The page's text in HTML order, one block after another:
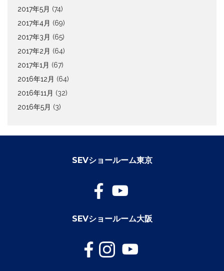
2017年5月 (74)
2017年4月 (69)
2017年3月 (65)
2017年2月 (64)
2017年1月 (67)
2016年12月 (64)
2016年11月 (32)
2016年5月 (3)
SEVショールーム東京
SEVショールーム大阪